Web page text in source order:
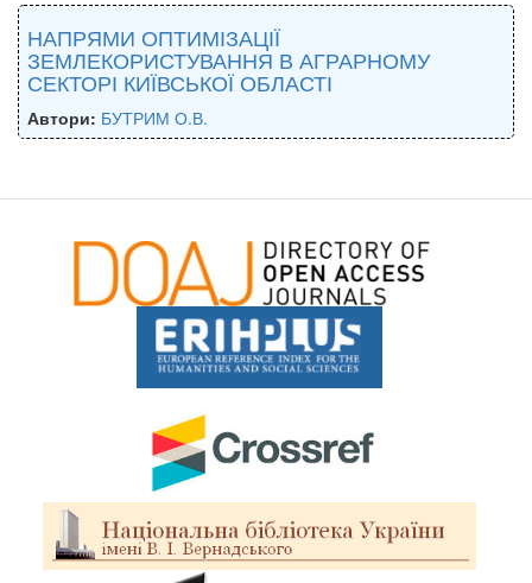
НАПРЯМИ ОПТИМІЗАЦІЇ
ЗЕМЛЕКОРИСТУВАННЯ В АГРАРНОМУ
СЕКТОРІ КИЇВСЬКОЇ ОБЛАСТІ
Автори: БУТРИМ О.В.